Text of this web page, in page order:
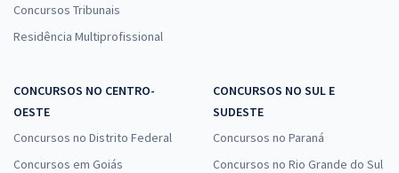
Concursos Tribunais
Residência Multiprofissional
CONCURSOS NO CENTRO-
OESTE
Concursos no Distrito Federal
Concursos em Goiás
CONCURSOS NO SUL E
SUDESTE
Concursos no Paraná
Concursos no Rio Grande do Sul